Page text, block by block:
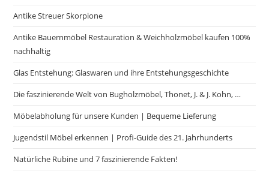
Antike Streuer Skorpione
Antike Bauernmöbel Restauration & Weichholzmöbel kaufen 100%
nachhaltig
Glas Entstehung: Glaswaren und ihre Entstehungsgeschichte
Die faszinierende Welt von Bugholzmöbel, Thonet, J. & J. Kohn, …
Möbelabholung für unsere Kunden | Bequeme Lieferung
Jugendstil Möbel erkennen | Profi-Guide des 21. Jahrhunderts
Natürliche Rubine und 7 faszinierende Fakten!